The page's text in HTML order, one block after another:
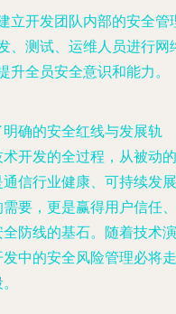
立开发团队内部的安全管
、测试、运维人员进行网
全员安全意识和能力。
确的安全红线与发展轨
开发的全过程，从被动的
信行业健康、可持续发展
要，更是赢得用户信任、
防线的基石。随着技术演
中的安全风险管理必将走